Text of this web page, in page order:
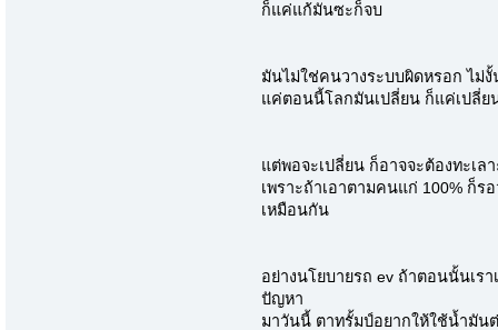
ก็แค่แก้มันซะก็จบ
มันไม่ใช่คนวางระบบผิดหรอก ไม่งั้
แค่ตอนนี้โลกมันเปลี่ยน ก็แค่เปลี่ย
แต่พอจะเปลี่ยน ก็อาจจะต้องทะเล
เพราะถ้าเอาตามคนแก่ 100% ก็
เหมือนกัน
อย่างนโยบายรถ ev ถ้าตอนนั้นเร
ปัญหา
มาวันนี้ ตาทรั้มป์อยากให้ใช้น้ำมัน